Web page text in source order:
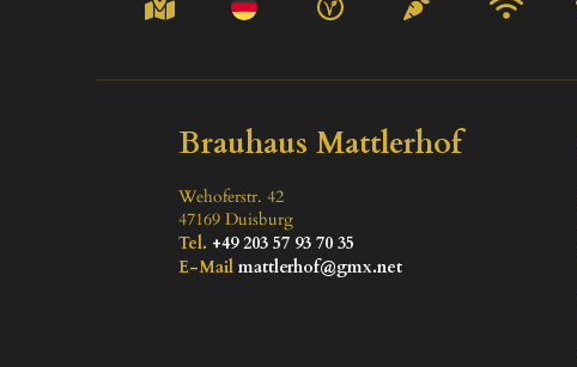
Brauhaus Mattlerhof
Wehoferstr. 42
47169 Duisburg
Tel. +49 203 57 93 70 35
E-Mail mattlerhof@gmx.net